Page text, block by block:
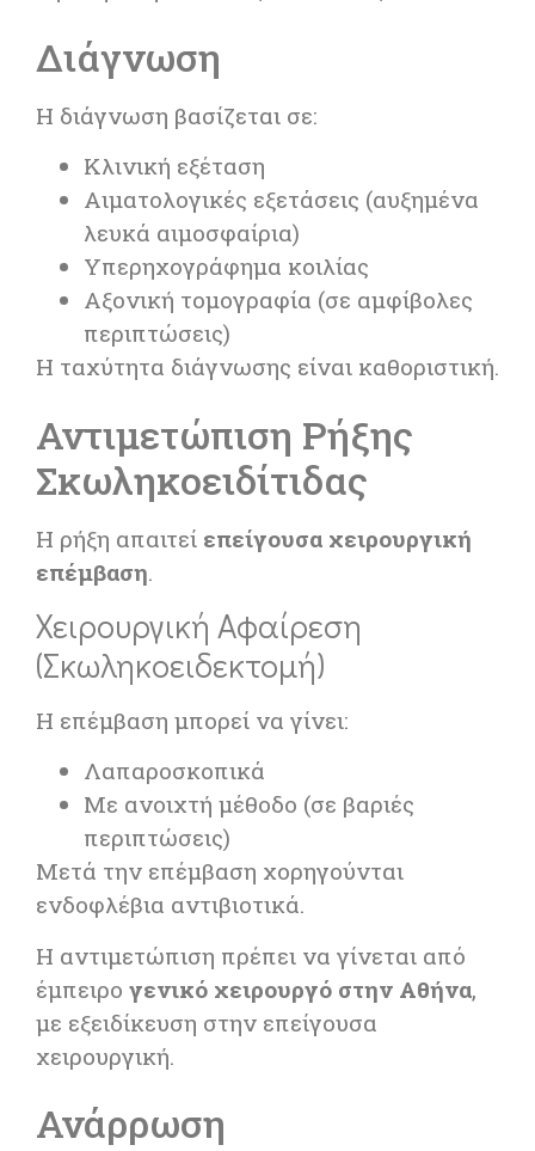
Διάγνωση
Η διάγνωση βασίζεται σε:
Κλινική εξέταση
Αιματολογικές εξετάσεις (αυξημένα
λευκά αιμοσφαίρια)
Υπερηχογράφημα κοιλίας
Αξονική τομογραφία (σε αμφίβολες
περιπτώσεις)
Η ταχύτητα διάγνωσης είναι καθοριστική.
Αντιμετώπιση Ρήξης
Σκωληκοειδίτιδας
Η ρήξη απαιτεί επείγουσα χειρουργική
επέμβαση.
Χειρουργική Αφαίρεση
(Σκωληκοειδεκτομή)
Η επέμβαση μπορεί να γίνει:
Λαπαροσκοπικά
Με ανοιχτή μέθοδο (σε βαριές
περιπτώσεις)
Μετά την επέμβαση χορηγούνται
ενδοφλέβια αντιβιοτικά.
Η αντιμετώπιση πρέπει να γίνεται από
έμπειρο γενικό χειρουργό στην Αθήνα,
με εξειδίκευση στην επείγουσα
χειρουργική.
Ανάρρωση